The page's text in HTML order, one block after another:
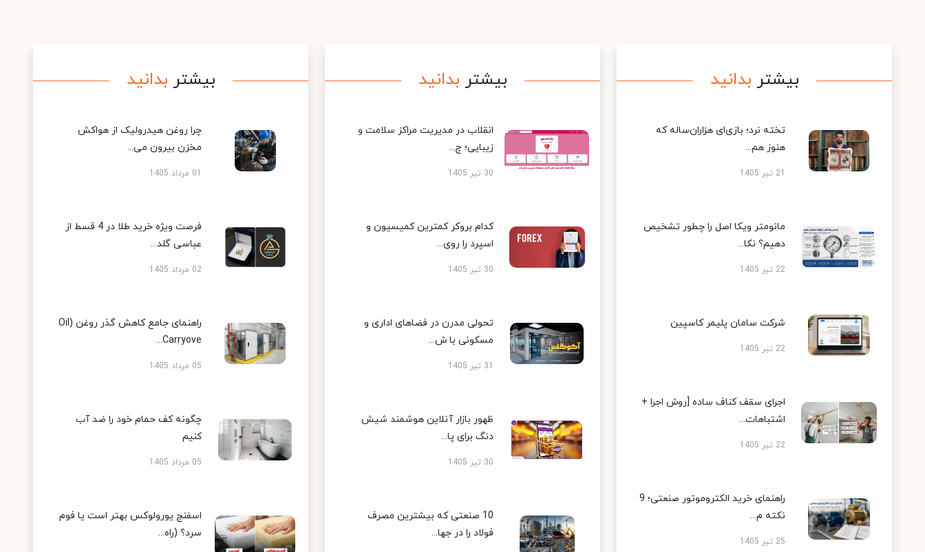
بیشتر بدانید
تخته نرد؛ بازی‌ای هزاران‌ساله که
هنوز هم...
21 تیر 1405
مانومتر ویکا اصل را چطور تشخیص
دهیم؟ نکا...
22 تیر 1405
شرکت سامان پلیمر کاسپین
22 تیر 1405
اجرای سقف کناف ساده [روش اجرا +
اشتباهات...
22 تیر 1405
راهنمای خرید الکتروموتور صنعتی؛ 9
نکته م...
25 تیر 1405
بیشتر بدانید
انقلاب در مدیریت مراکز سلامت و
زیبایی؛ چ...
30 تیر 1405
کدام بروکر کمترین کمیسیون و
اسپرد را روی...
30 تیر 1405
تحولی مدرن در فضاهای اداری و
مسکونی با ش...
31 تیر 1405
ظهور بازار آنلاین هوشمند شیش
دنگ برای پا...
30 تیر 1405
10 صنعتی که بیشترین مصرف
فولاد را در جها...
بیشتر بدانید
چرا روغن هیدرولیک از هواکش
مخزن بیرون می...
01 مرداد 1405
فرصت ویژه خرید طلا در 4 قسط از
عباسی گلد...
02 مرداد 1405
راهنمای جامع کاهش گذر روغن (Oil
Carryove...
05 مرداد 1405
چگونه کف حمام خود را ضد آب
کنیم
05 مرداد 1405
اسفنج یورولوکس بهتر است یا فوم
سرد؟ (راه...